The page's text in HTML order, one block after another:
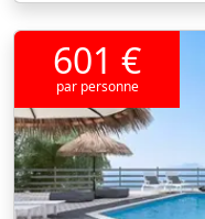
601 €
par personne